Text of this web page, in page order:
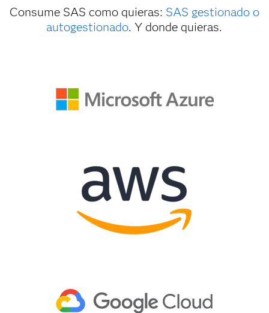
Consume SAS como quieras: SAS gestionado o
autogestionado. Y donde quieras.